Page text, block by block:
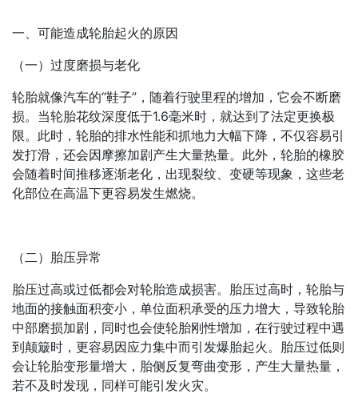
一、可能造成轮胎起火的原因
（一）过度磨损与老化
轮胎就像汽车的“鞋子”，随着行驶里程的增加，它会不断磨
损。当轮胎花纹深度低于1.6毫米时，就达到了法定更换极
限。此时，轮胎的排水性能和抓地力大幅下降，不仅容易引
发打滑，还会因摩擦加剧产生大量热量。此外，轮胎的橡胶
会随着时间推移逐渐老化，出现裂纹、变硬等现象，这些老
化部位在高温下更容易发生燃烧。
（二）胎压异常
胎压过高或过低都会对轮胎造成损害。胎压过高时，轮胎与
地面的接触面积变小，单位面积承受的压力增大，导致轮胎
中部磨损加剧，同时也会使轮胎刚性增加，在行驶过程中遇
到颠簸时，更容易因应力集中而引发爆胎起火。胎压过低则
会让轮胎变形量增大，胎侧反复弯曲变形，产生大量热量，
若不及时发现，同样可能引发火灾。